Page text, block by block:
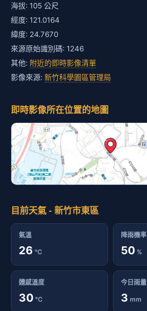
海拔: 105 公尺
經度: 121.0164
緯度: 24.7670
來源原始識別碼: 1246
其他: 附近的即時影像清單
影像來源: 新竹科學園區管理局
即時影像所在位置的地圖
目前天氣 - 新竹市東區
氣溫
26 ℃
降雨機率
50 %
體感溫度
30 ℃
今日雨量
3 mm